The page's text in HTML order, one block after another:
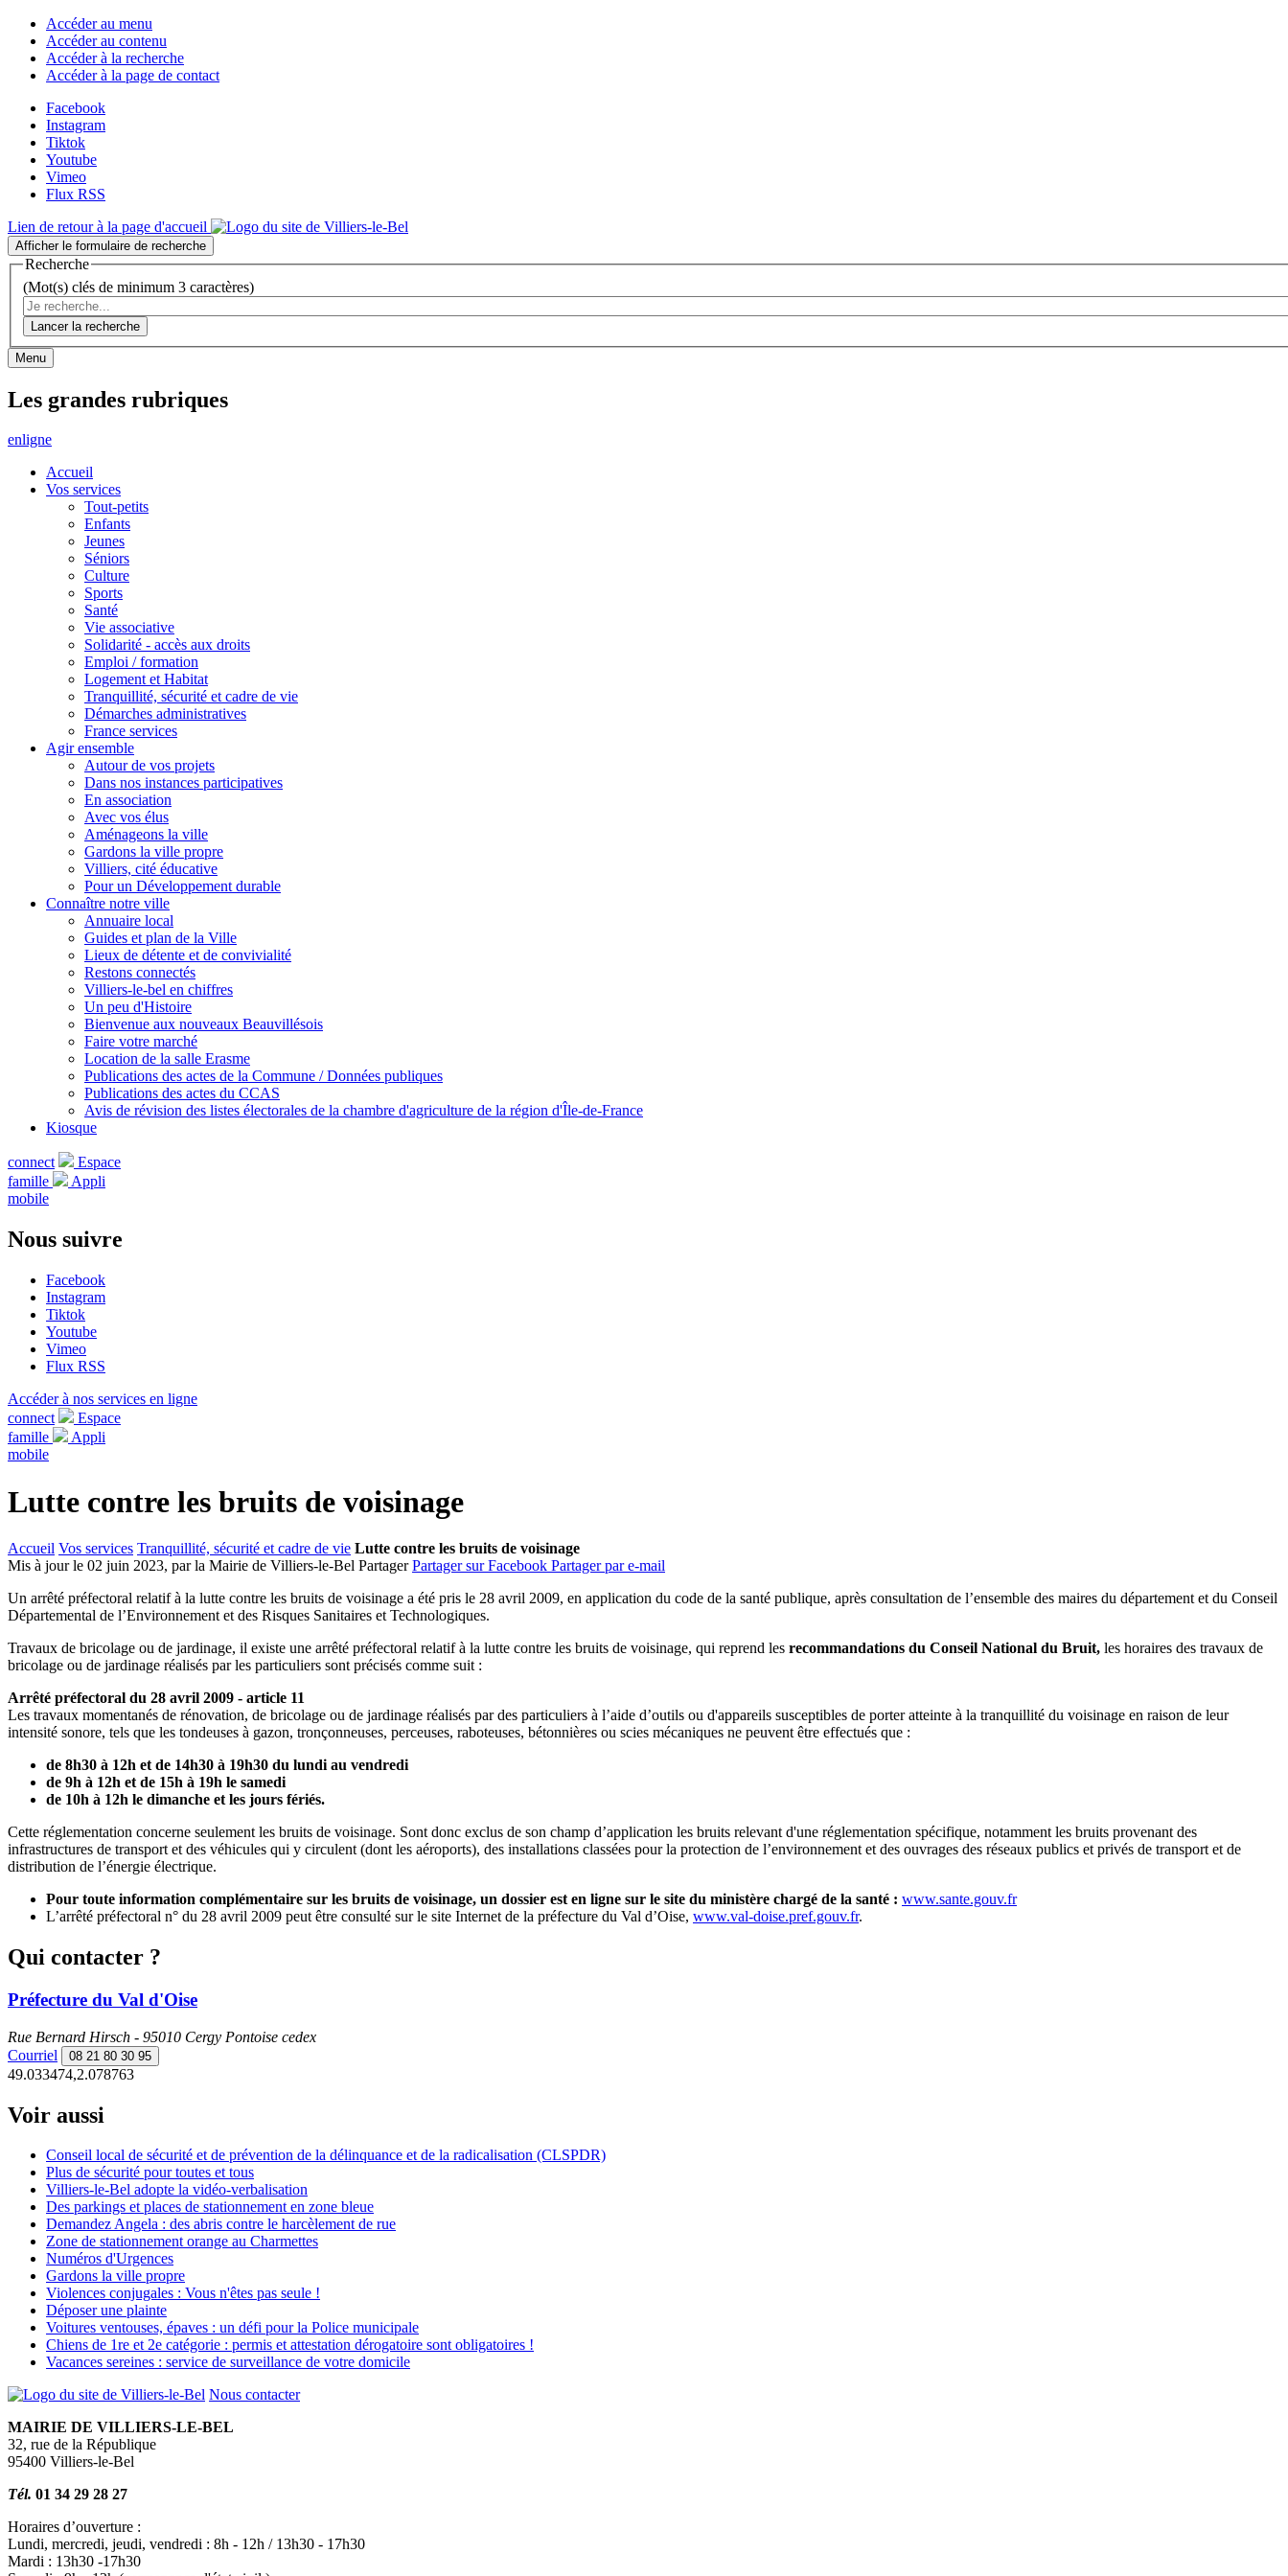
Accéder au menu
Accéder au contenu
Accéder à la recherche
Accéder à la page de contact
Facebook
Instagram
Tiktok
Youtube
Vimeo
Flux RSS
Lien de retour à la page d'accueil
Afficher le formulaire de recherche
Recherche
(Mot(s) clés de minimum 3 caractères)
Lancer la recherche
Menu
Les grandes rubriques
enligne
Accueil
Vos services
Tout-petits
Enfants
Jeunes
Séniors
Culture
Sports
Santé
Vie associative
Solidarité - accès aux droits
Emploi / formation
Logement et Habitat
Tranquillité, sécurité et cadre de vie
Démarches administratives
France services
Agir ensemble
Autour de vos projets
Dans nos instances participatives
En association
Avec vos élus
Aménageons la ville
Gardons la ville propre
Villiers, cité éducative
Pour un Développement durable
Connaître notre ville
Annuaire local
Guides et plan de la Ville
Lieux de détente et de convivialité
Restons connectés
Villiers-le-bel en chiffres
Un peu d'Histoire
Bienvenue aux nouveaux Beauvillésois
Faire votre marché
Location de la salle Erasme
Publications des actes de la Commune / Données publiques
Publications des actes du CCAS
Avis de révision des listes électorales de la chambre d'agriculture de la région d'Île-de-France
Kiosque
connect
Espace
famille
Appli
mobile
Nous suivre
Facebook
Instagram
Tiktok
Youtube
Vimeo
Flux RSS
Accéder à nos services en ligne
connect
Espace
famille
Appli
mobile
Lutte contre les bruits de voisinage
Accueil Vos services Tranquillité, sécurité et cadre de vie Lutte contre les bruits de voisinage
Mis à jour le 02 juin 2023, par la Mairie de Villiers-le-Bel Partager Partager sur Facebook Partager par e-mail
Un arrêté préfectoral relatif à la lutte contre les bruits de voisinage a été pris le 28 avril 2009, en application du code de la santé publique, après consultation de l’ensemble des maires du département et du Conseil
Départemental de l’Environnement et des Risques Sanitaires et Technologiques.
Travaux de bricolage ou de jardinage, il existe une arrêté préfectoral relatif à la lutte contre les bruits de voisinage, qui reprend les recommandations du Conseil National du Bruit, les horaires des travaux de
bricolage ou de jardinage réalisés par les particuliers sont précisés comme suit :
Arrêté préfectoral du 28 avril 2009 - article 11
Les travaux momentanés de rénovation, de bricolage ou de jardinage réalisés par des particuliers à l’aide d’outils ou d'appareils susceptibles de porter atteinte à la tranquillité du voisinage en raison de leur
intensité sonore, tels que les tondeuses à gazon, tronçonneuses, perceuses, raboteuses, bétonnières ou scies mécaniques ne peuvent être effectués que :
de 8h30 à 12h et de 14h30 à 19h30 du lundi au vendredi
de 9h à 12h et de 15h à 19h le samedi
de 10h à 12h le dimanche et les jours fériés.
Cette réglementation concerne seulement les bruits de voisinage. Sont donc exclus de son champ d’application les bruits relevant d'une réglementation spécifique, notamment les bruits provenant des
infrastructures de transport et des véhicules qui y circulent (dont les aéroports), des installations classées pour la protection de l’environnement et des ouvrages des réseaux publics et privés de transport et de
distribution de l’énergie électrique.
Pour toute information complémentaire sur les bruits de voisinage, un dossier est en ligne sur le site du ministère chargé de la santé : www.sante.gouv.fr
L’arrêté préfectoral n° du 28 avril 2009 peut être consulté sur le site Internet de la préfecture du Val d’Oise, www.val-doise.pref.gouv.fr.
Qui contacter ?
Préfecture du Val d'Oise
Rue Bernard Hirsch - 95010 Cergy Pontoise cedex
Courriel
08 21 80 30 95
49.033474,2.078763
Voir aussi
Conseil local de sécurité et de prévention de la délinquance et de la radicalisation (CLSPDR)
Plus de sécurité pour toutes et tous
Villiers-le-Bel adopte la vidéo-verbalisation
Des parkings et places de stationnement en zone bleue
Demandez Angela : des abris contre le harcèlement de rue
Zone de stationnement orange au Charmettes
Numéros d'Urgences
Gardons la ville propre
Violences conjugales : Vous n'êtes pas seule !
Déposer une plainte
Voitures ventouses, épaves : un défi pour la Police municipale
Chiens de 1re et 2e catégorie : permis et attestation dérogatoire sont obligatoires !
Vacances sereines : service de surveillance de votre domicile
Nous contacter
MAIRIE DE VILLIERS-LE-BEL
32, rue de la République
95400 Villiers-le-Bel
Tél. 01 34 29 28 27
Horaires d’ouverture :
Lundi, mercredi, jeudi, vendredi : 8h - 12h / 13h30 - 17h30
Mardi : 13h30 -17h30